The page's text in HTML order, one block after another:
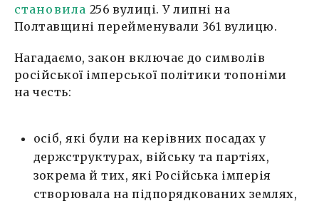
становила 256 вулиці. У липні на
Полтавщині перейменували 361 вулицю.
Нагадаємо, закон включає до символів
російської імперської політики топоніми
на честь:
осіб, які були на керівних посадах у
держструктурах, війську та партіях,
зокрема й тих, які Російська імперія
створювала на підпорядкованих землях,